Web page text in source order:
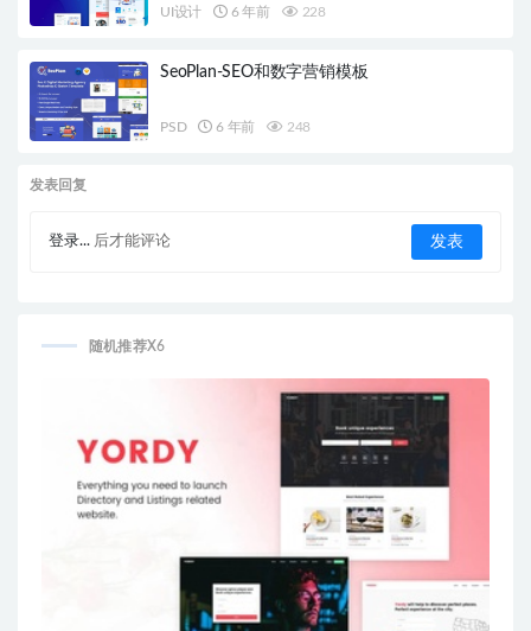
UI设计 6 年前 228
SeoPlan-SEO和数字营销模板
PSD 6 年前 248
发表回复
登录... 后才能评论
随机推荐X6